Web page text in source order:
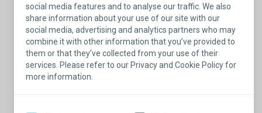
social media features and to analyse our traffic. We also
share information about your use of our site with our
social media, advertising and analytics partners who may
combine it with other information that you’ve provided to
them or that they’ve collected from your use of their
services. Please refer to our Privacy and Cookie Policy for
more information.
existen opciones que pueden ayudarle a
sentirse bien de nuevo.
Obtener más información sobre el
implante testicular Torosa